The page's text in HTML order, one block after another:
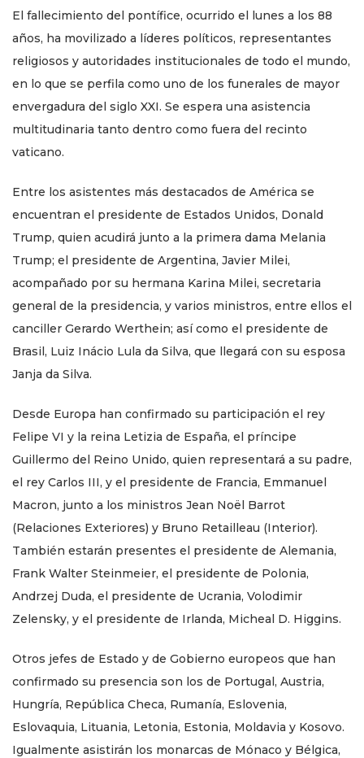
El fallecimiento del pontífice, ocurrido el lunes a los 88
años, ha movilizado a líderes políticos, representantes
religiosos y autoridades institucionales de todo el mundo,
en lo que se perfila como uno de los funerales de mayor
envergadura del siglo XXI. Se espera una asistencia
multitudinaria tanto dentro como fuera del recinto
vaticano.
Entre los asistentes más destacados de América se
encuentran el presidente de Estados Unidos, Donald
Trump, quien acudirá junto a la primera dama Melania
Trump; el presidente de Argentina, Javier Milei,
acompañado por su hermana Karina Milei, secretaria
general de la presidencia, y varios ministros, entre ellos el
canciller Gerardo Werthein; así como el presidente de
Brasil, Luiz Inácio Lula da Silva, que llegará con su esposa
Janja da Silva.
Desde Europa han confirmado su participación el rey
Felipe VI y la reina Letizia de España, el príncipe
Guillermo del Reino Unido, quien representará a su padre,
el rey Carlos III, y el presidente de Francia, Emmanuel
Macron, junto a los ministros Jean Noël Barrot
(Relaciones Exteriores) y Bruno Retailleau (Interior).
También estarán presentes el presidente de Alemania,
Frank Walter Steinmeier, el presidente de Polonia,
Andrzej Duda, el presidente de Ucrania, Volodimir
Zelensky, y el presidente de Irlanda, Micheal D. Higgins.
Otros jefes de Estado y de Gobierno europeos que han
confirmado su presencia son los de Portugal, Austria,
Hungría, República Checa, Rumanía, Eslovenia,
Eslovaquia, Lituania, Letonia, Estonia, Moldavia y Kosovo.
Igualmente asistirán los monarcas de Mónaco y Bélgica,